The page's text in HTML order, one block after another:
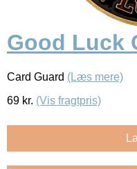
Good Luck
Card Guard (Læs mere)
69 kr. (Vis fragtpris)